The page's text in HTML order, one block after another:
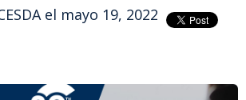
el mayo 19, 2022